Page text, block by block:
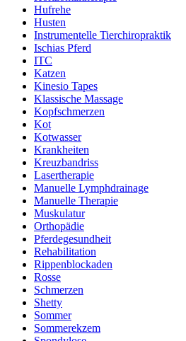
Hufrehe
Husten
Instrumentelle Tierchiropraktik
Ischias Pferd
ITC
Katzen
Kinesio Tapes
Klassische Massage
Kopfschmerzen
Kot
Kotwasser
Krankheiten
Kreuzbandriss
Lasertherapie
Manuelle Lymphdrainage
Manuelle Therapie
Muskulatur
Orthopädie
Pferdegesundheit
Rehabilitation
Rippenblockaden
Rosse
Schmerzen
Shetty
Sommer
Sommerekzem